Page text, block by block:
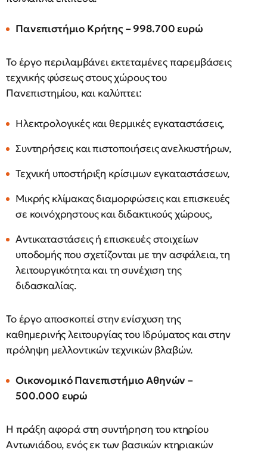
Πανεπιστήμιο Κρήτης – 998.700 ευρώ
Το έργο περιλαμβάνει εκτεταμένες παρεμβάσεις
τεχνικής φύσεως στους χώρους του
Πανεπιστημίου, και καλύπτει:
Ηλεκτρολογικές και θερμικές εγκαταστάσεις,
Συντηρήσεις και πιστοποιήσεις ανελκυστήρων,
Τεχνική υποστήριξη κρίσιμων εγκαταστάσεων,
Μικρής κλίμακας διαμορφώσεις και επισκευές
σε κοινόχρηστους και διδακτικούς χώρους,
Αντικαταστάσεις ή επισκευές στοιχείων
υποδομής που σχετίζονται με την ασφάλεια, τη
λειτουργικότητα και τη συνέχιση της
διδασκαλίας.
Το έργο αποσκοπεί στην ενίσχυση της
καθημερινής λειτουργίας του Ιδρύματος και στην
πρόληψη μελλοντικών τεχνικών βλαβών.
Οικονομικό Πανεπιστήμιο Αθηνών –
500.000 ευρώ
Η πράξη αφορά στη συντήρηση του κτηρίου
Αντωνιάδου, ενός εκ των βασικών κτηριακών